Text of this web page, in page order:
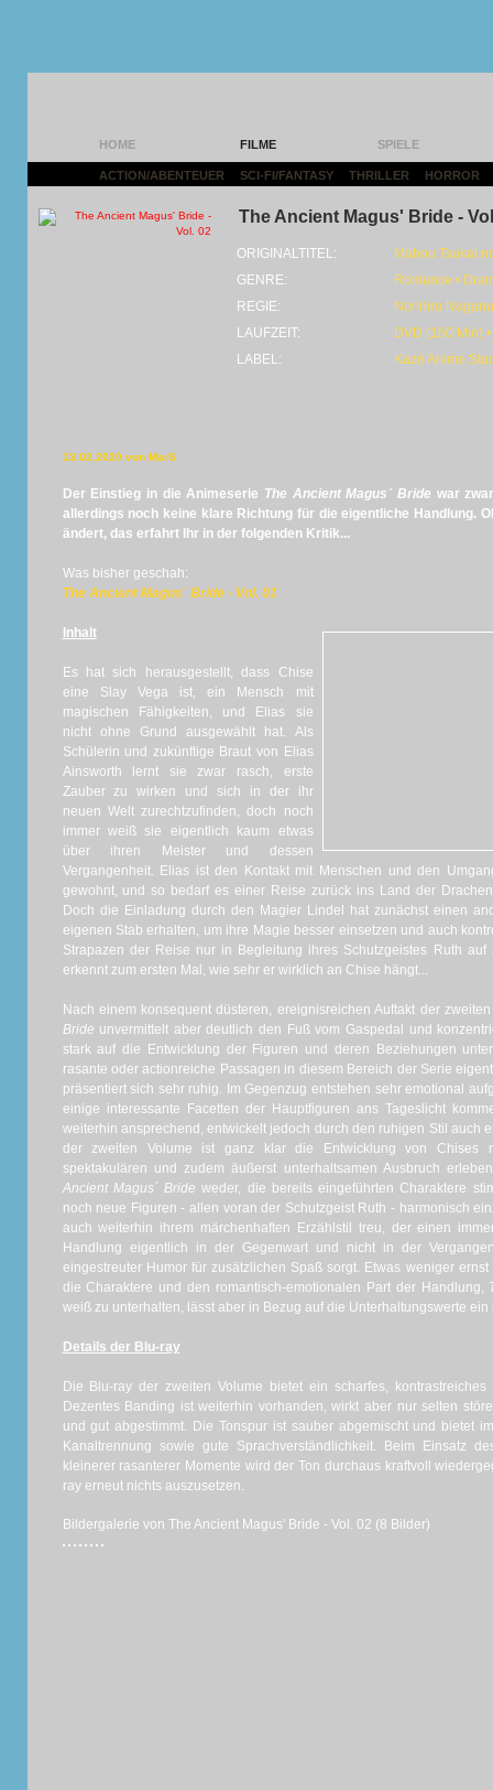
HOME FILME SPIELE
ACTION/ABENTEUER SCI-FI/FANTASY THRILLER HORROR
The Ancient Magus' Bride -
ORIGINALTITEL:
Mahou Tsukai
GENRE:
Romance •
REGIE:
Norihiro
LAUFZEIT:
DVD (150 Min)
LABEL:
Kazé Anime
13.02.2020 von MarS
Der Einstieg in die Animeserie The Ancient Magus´ Bride war
allerdings noch keine klare Richtung für die eigentliche Handlung.
ändert, das erfahrt Ihr in der folgenden Kritik...
Was bisher geschah:
The Ancient Magus´ Bride - Vol. 01
Inhalt
Es hat sich herausgestellt, dass Chise
eine Slay Vega ist, ein Mensch mit
magischen Fähigkeiten, und Elias sie
nicht ohne Grund ausgewählt hat. Als
Schülerin und zukünftige Braut von Elias
Ainsworth lernt sie zwar rasch, erste
Zauber zu wirken und sich in der ihr
neuen Welt zurechtzufinden, doch noch
immer weiß sie eigentlich kaum etwas
über ihren Meister und dessen
Vergangenheit. Elias ist den Kontakt mit Menschen und den
gewohnt, und so bedarf es einer Reise zurück ins Land der
Doch die Einladung durch den Magier Lindel hat zunächst einen
eigenen Stab erhalten, um ihre Magie besser einsetzen und auch
Strapazen der Reise nur in Begleitung ihres Schutzgeistes Ruth
erkennt zum ersten Mal, wie sehr er wirklich an Chise hängt...
Nach einem konsequent düsteren, ereignisreichen Auftakt der
Bride unvermittelt aber deutlich den Fuß vom Gaspedal und
stark auf die Entwicklung der Figuren und deren Beziehungen
rasante oder actionreiche Passagen in diesem Bereich der Serie
präsentiert sich sehr ruhig. Im Gegenzug entstehen sehr emotional
einige interessante Facetten der Hauptfiguren ans Tageslicht
weiterhin ansprechend, entwickelt jedoch durch den ruhigen Stil auch
der zweiten Volume ist ganz klar die Entwicklung von Chises
spektakulären und zudem äußerst unterhaltsamen Ausbruch
Ancient Magus´ Bride weder, die bereits eingeführten Charaktere
noch neue Figuren - allen voran der Schutzgeist Ruth - harmonisch
auch weiterhin ihrem märchenhaften Erzählstil treu, der einen
Handlung eigentlich in der Gegenwart und nicht in der
eingestreuter Humor für zusätzlichen Spaß sorgt. Etwas weniger
die Charaktere und den romantisch-emotionalen Part der Handlung,
weiß zu unterhalten, lässt aber in Bezug auf die Unterhaltungswerte
Details der Blu-ray
Die Blu-ray der zweiten Volume bietet ein scharfes,
Dezentes Banding ist weiterhin vorhanden, wirkt aber nur selten
und gut abgestimmt. Die Tonspur ist sauber abgemischt und bietet
Kanaltrennung sowie gute Sprachverständlichkeit. Beim Einsatz
kleinerer rasanterer Momente wird der Ton durchaus kraftvoll
ray erneut nichts auszusetzen.
Bildergalerie von The Ancient Magus' Bride - Vol. 02 (8 Bilder)